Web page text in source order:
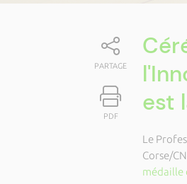
PARTAGE
PDF
est
Le
Corse/
médaille